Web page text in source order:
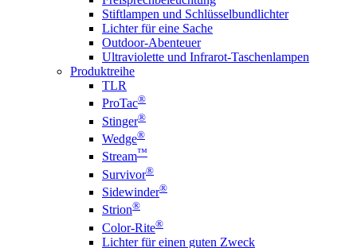
Stiftlampen und Schlüsselbundlichter
Lichter für eine Sache
Outdoor-Abenteuer
Ultraviolette und Infrarot-Taschenlampen
Produktreihe
TLR
ProTac®
Stinger®
Wedge®
Stream™
Survivor®
Sidewinder®
Strion®
Color-Rite®
Lichter für einen guten Zweck